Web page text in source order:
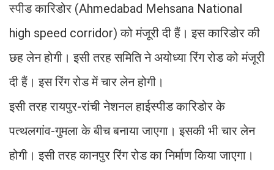
स्पीड कारिडोर (Ahmedabad Mehsana National
high speed corridor) को मंजूरी दी हैं। इस कारिडोर की
छह लेन होगी। इसी तरह समिति ने अयोध्या रिंग रोड को मंजूरी
दी हैं। इस रिंग रोड में चार लेन होगी।
इसी तरह रायपुर-रांची नेशनल हाईस्पीड कारिडोर के
पत्थलगांव-गुमला के बीच बनाया जाएगा। इसकी भी चार लेन
होगी। इसी तरह कानपुर रिंग रोड का निर्माण किया जाएगा।